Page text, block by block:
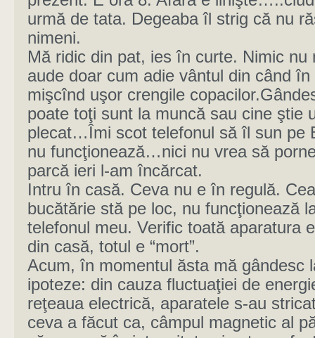
urmă de tata. Degeaba îl strig că nu
nimeni.
Mă ridic din pat, ies în curte. Nimic nu
aude doar cum adie vântul din când în
mişcînd uşor crengile
poate toţi sunt la muncă sau cine ştie
plecat…Îmi scot telefonul să îl sun pe
nu funcţionează…nici nu vrea să
parcă ieri l-am încărcat.
Intru în casă. Ceva nu e în regulă.
bucătărie stă pe loc, nu funcţionează
telefonul meu. Verific toată aparatura
din casă, totul e “mort”.
Acum, în momentul ăsta mă gândesc
ipoteze: din cauza fluctuaţiei de
reţeaua electrică, aparatele s-au
ceva a făcut ca, câmpul magnetic al